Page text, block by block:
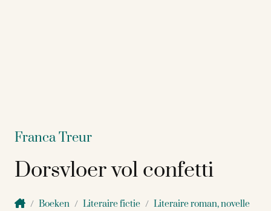
Franca Treur
Dorsvloer vol confetti
Boeken Literaire fictie Literaire roman, novelle